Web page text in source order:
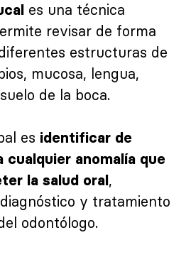
es una técnica
revisar de forma
estructuras de
mucosa, lengua,
de la boca.
es identificar de
cualquier anomalía que
la salud oral,
y tratamiento
odontólogo.